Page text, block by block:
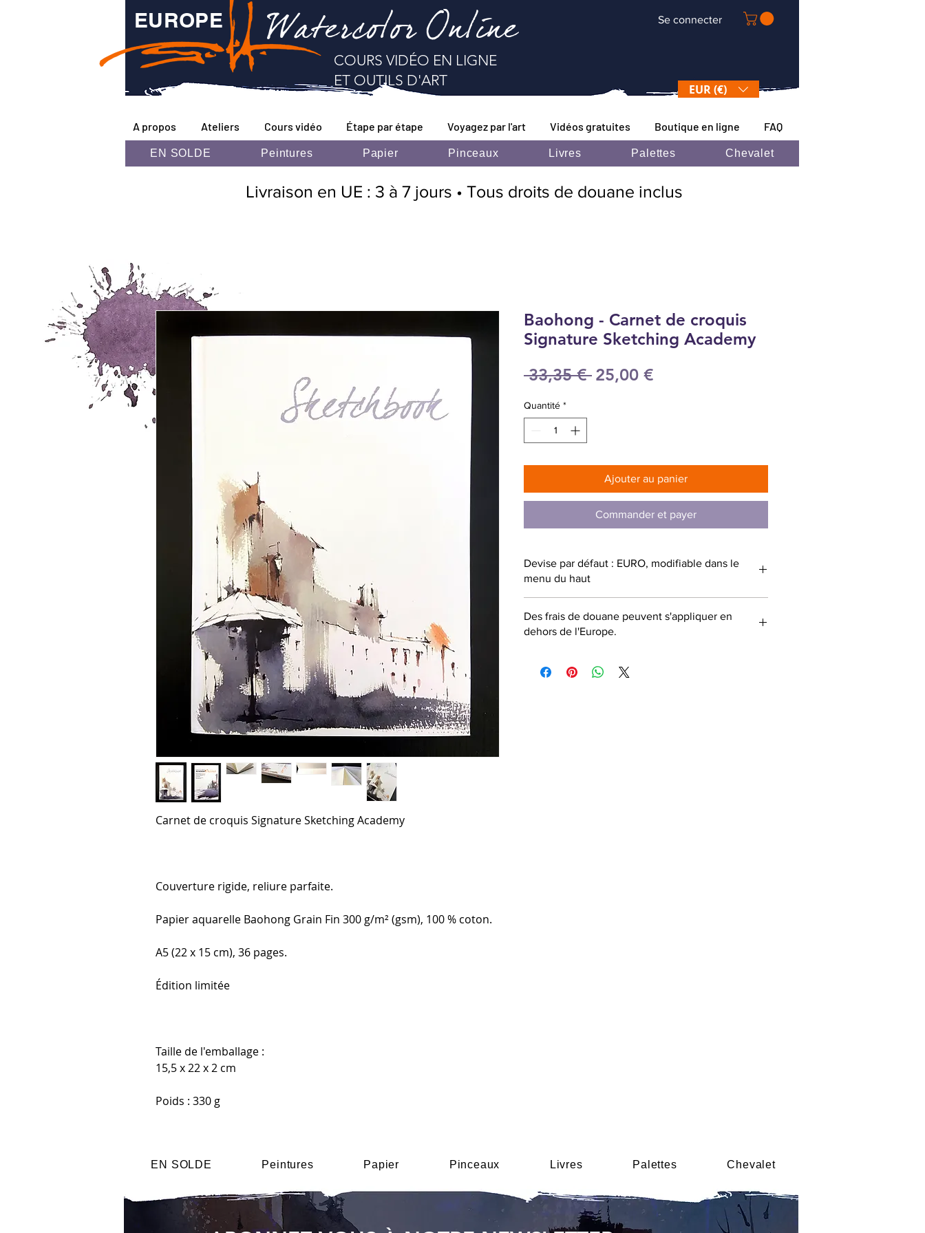
Watercolor Online Se connecter
COURS VIDÉO EN LIGNE
ET OUTILS D'ART
EUR (€)
EUROPE
A propos Ateliers Cours vidéo Étape par étape Voyagez par l'art Vidéos gratuites Boutique en ligne FAQ
EN SOLDE Peintures Papier Pinceaux Livres Palettes Chevalet
Livraison en UE : 3 à 7 jours • Tous droits de douane inclus
Carnet de croquis Signature Sketching Academy
Couverture rigide, reliure parfaite.
Papier aquarelle Baohong Grain Fin 300 g/m² (gsm), 100 % coton.
A5 (22 x 15 cm), 36 pages.
Édition limitée
Taille de l'emballage :
15,5 x 22 x 2 cm
Poids : 330 g
Baohong - Carnet de croquis
Signature Sketching Academy
33,35 € Prix
25,00 €
Quantité *
Ajouter au panier
Commander et payer
Devise par défaut : EURO, modifiable dans le
menu du haut
Des frais de douane peuvent s'appliquer en
dehors de l'Europe.
EN SOLDE Peintures Papier Pinceaux Livres Palettes Chevalet